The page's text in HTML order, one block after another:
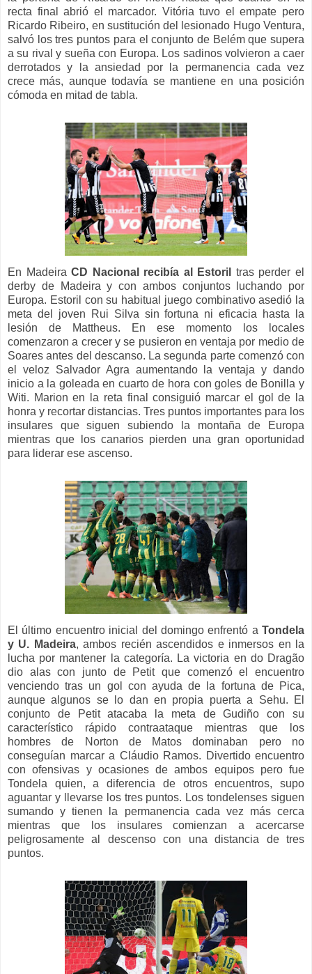
recta final abrió el marcador. Vitória tuvo el empate pero
Ricardo Ribeiro, en sustitución del lesionado Hugo Ventura,
salvó los tres puntos para el conjunto de Belém que supera
a su rival y sueña con Europa. Los sadinos volvieron a caer
derrotados y la ansiedad por la permanencia cada vez
crece más, aunque todavía se mantiene en una posición
cómoda en mitad de tabla.
En MadeiraCD Nacional recibía al Estoril
tras perder el
derby de Madeira y con ambos conjuntos luchando por
Europa. Estoril con su habitual juego combinativo asedió la
meta del joven Rui Silva sin fortuna ni eficacia hasta la
lesión de Mattheus. En ese momento los locales
comenzaron a crecer y se pusieron en ventaja por medio de
Soares antes del descanso. La segunda parte comenzó con
el veloz Salvador Agra aumentando la ventaja y dando
inicio a la goleada en cuarto de hora con goles de Bonilla y
Witi. Marion en la reta final consiguió marcar el gol de la
honra y recortar distancias. Tres puntos importantes para los
insulares que siguen subiendo la montaña de Europa
mientras que los canarios pierden una gran oportunidad
para liderar ese ascenso.
El último encuentro inicial del domingo enfrentó a Tondela
y U. Madeira, ambos recién ascendidos e inmersos en la
lucha por mantener la categoría. La victoria en do Dragão
dio alas con junto de Petit que comenzó el encuentro
venciendo tras un gol con ayuda de la fortuna de Pica,
aunque algunos se lo dan en propia puerta a Sehu. El
conjunto de Petit atacaba la meta de Gudiño con su
característico rápido contraataque mientras que los
hombres de Norton de Matos dominaban pero no
conseguían marcar a Cláudio Ramos. Divertido encuentro
con ofensivas y ocasiones de ambos equipos pero fue
Tondela quien, a diferencia de otros encuentros, supo
aguantar y llevarse los tres puntos. Los tondelenses siguen
sumando y tienen la permanencia cada vez más cerca
mientras que los insulares comienzan a acercarse
peligrosamente al descenso con una distancia de tres
puntos.